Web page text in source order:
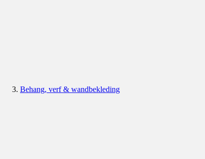
Behang, verf & wandbekleding